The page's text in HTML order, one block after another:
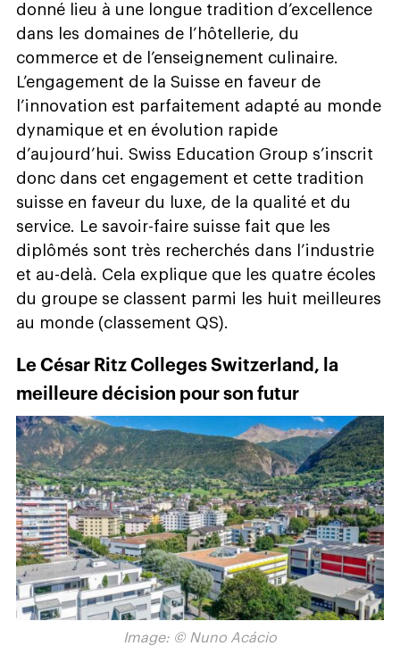
donné lieu à une longue tradition d’excellence
dans les domaines de l’hôtellerie, du
commerce et de l’enseignement culinaire.
L’engagement de la Suisse en faveur de
l’innovation est parfaitement adapté au monde
dynamique et en évolution rapide
d’aujourd’hui. Swiss Education Group s’inscrit
donc dans cet engagement et cette tradition
suisse en faveur du luxe, de la qualité et du
service. Le savoir-faire suisse fait que les
diplômés sont très recherchés dans l’industrie
et au-delà. Cela explique que les quatre écoles
du groupe se classent parmi les huit meilleures
au monde (classement QS).
Le César Ritz Colleges Switzerland, la
meilleure décision pour son futur
Image: © Nuno Acácio